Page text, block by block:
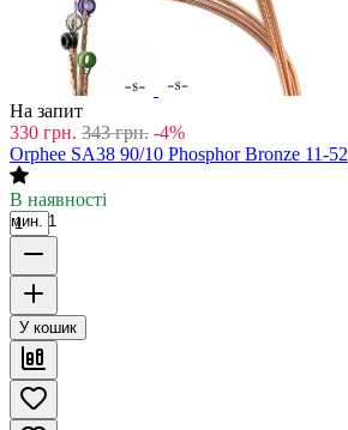
На запит
330 грн. 343 грн. -4%
Orphee SA38 90/10 Phosphor Bronze 11-52
В наявності
мин. 1
У кошик